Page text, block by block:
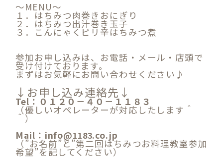
～MENU～
１．はちみつ肉巻きおにぎり
２．はちみつ出汁巻き玉子
３．こんにゃくピリ辛はちみつ煮
参加お申し込みは、お電話・メール・店頭で
受け付けております。
まずはお気軽にお問い合わせください♪
↓お申し込み連絡先↓
Tel：０１２０－４０－１１８３
（優しいオペレーターが対応したします＾
＾）
Mail：info@1183.co.jp
（”お名前”と”第二回はちみつお料理教室参加
希望”を記してください）